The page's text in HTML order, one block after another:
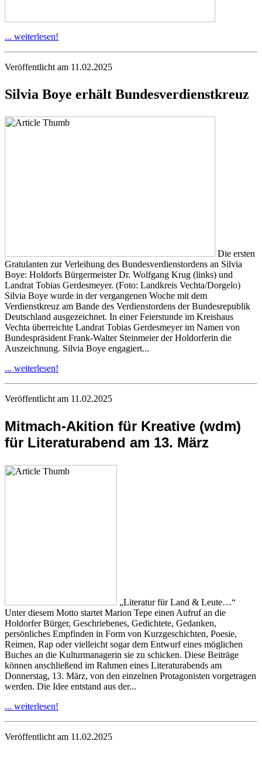
... weiterlesen!
Veröffentlicht am 11.02.2025
Silvia Boye erhält Bundesverdienstkreuz
Die ersten
Gratulanten zur Verleihung des Bundesverdienstordens an Silvia
Boye: Holdorfs Bürgermeister Dr. Wolfgang Krug (links) und
Landrat Tobias Gerdesmeyer. (Foto: Landkreis Vechta/Dorgelo)
Silvia Boye wurde in der vergangenen Woche mit dem
Verdienstkreuz am Bande des Verdienstordens der Bundesrepublik
Deutschland ausgezeichnet. In einer Feierstunde im Kreishaus
Vechta überreichte Landrat Tobias Gerdesmeyer im Namen von
Bundespräsident Frank-Walter Steinmeier der Holdorferin die
Auszeichnung. Silvia Boye engagiert...
... weiterlesen!
Veröffentlicht am 11.02.2025
Mitmach-Akition für Kreative (wdm)
für Literaturabend am 13. März
„Literatur für Land & Leute…“
Unter diesem Motto startet Marion Tepe einen Aufruf an die
Holdorfer Bürger, Geschriebenes, Gedichtete, Gedanken,
persönliches Empfinden in Form von Kurzgeschichten, Poesie,
Reimen, Rap oder vielleicht sogar dem Entwurf eines möglichen
Buches an die Kulturmanagerin sie zu schicken. Diese Beiträge
können anschließend im Rahmen eines Literaturabends am
Donnerstag, 13. März, von den einzelnen Protagonisten vorgetragen
werden. Die Idee entstand aus der...
... weiterlesen!
Veröffentlicht am 11.02.2025